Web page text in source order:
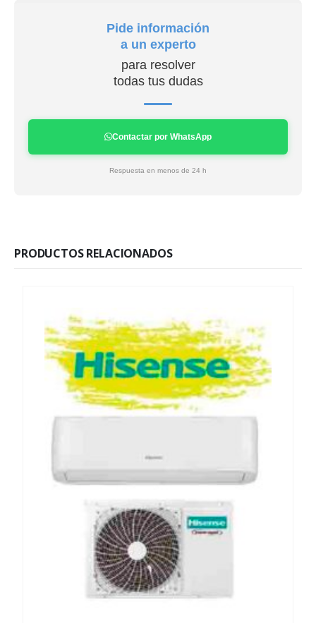
Pide información
a un experto
para resolver
todas tus dudas
Contactar por WhatsApp
Respuesta en menos de 24 h
PRODUCTOS RELACIONADOS